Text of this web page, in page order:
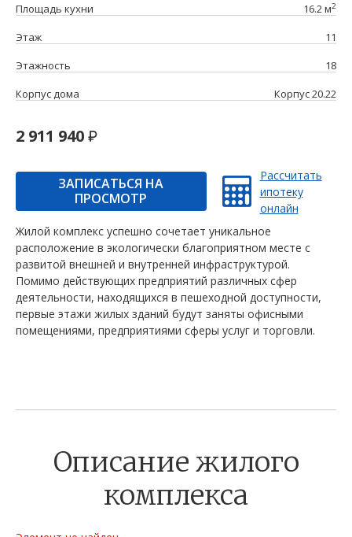
Площадь кухни 16.2 м2
Этаж
11
Этажность
18
Корпус дома
Корпус 20.22
2 911 940
ЗАПИСАТЬСЯ НА
ПРОСМОТР
Рассчитать
ипотеку
онлайн
Жилой комплекс успешно сочетает уникальное
расположение в экологически благоприятном месте с
развитой внешней и внутренней инфраструктурой.
Помимо действующих предприятий различных сфер
деятельности, находящихся в пешеходной доступности,
первые этажи жилых зданий будут заняты офисными
помещениями, предприятиями сферы услуг и торговли.
Описание жилого
комплекса